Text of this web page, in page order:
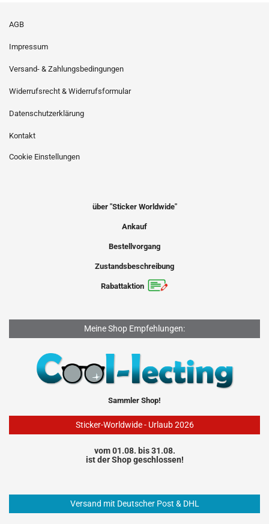
AGB
Impressum
Versand- & Zahlungsbedingungen
Widerrufsrecht & Widerrufsformular
Datenschutzerklärung
Kontakt
Cookie Einstellungen
über "Sticker Worldwide"
Ankauf
Bestellvorgang
Zustandsbeschreibung
Rabattaktion
Meine Shop Empfehlungen:
Sammler Shop!
Sticker-Worldwide - Urlaub 2026
vom 01.08. bis 31.08.
ist der Shop geschlossen!
Versand mit Deutscher Post & DHL